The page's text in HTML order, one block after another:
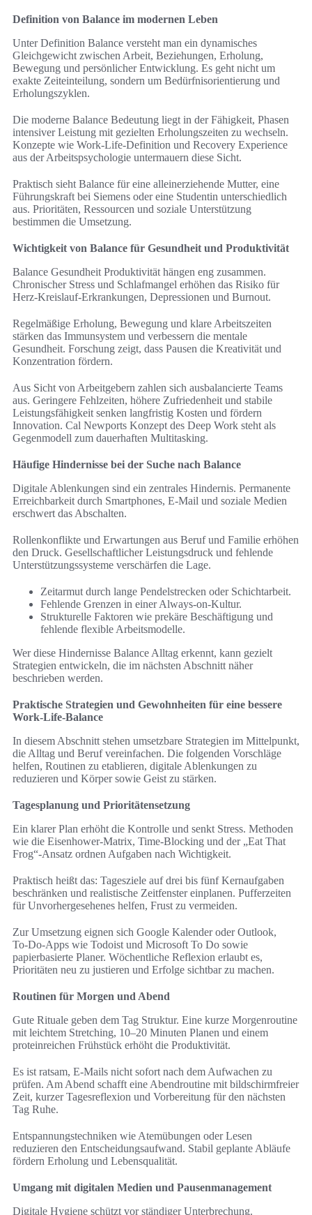
Definition von Balance im modernen Leben
Unter Definition Balance versteht man ein dynamisches
Gleichgewicht zwischen Arbeit, Beziehungen, Erholung,
Bewegung und persönlicher Entwicklung. Es geht nicht um
exakte Zeiteinteilung, sondern um Bedürfnisorientierung und
Erholungszyklen.
Die moderne Balance Bedeutung liegt in der Fähigkeit, Phasen
intensiver Leistung mit gezielten Erholungszeiten zu wechseln.
Konzepte wie Work-Life-Definition und Recovery Experience
aus der Arbeitspsychologie untermauern diese Sicht.
Praktisch sieht Balance für eine alleinerziehende Mutter, eine
Führungskraft bei Siemens oder eine Studentin unterschiedlich
aus. Prioritäten, Ressourcen und soziale Unterstützung
bestimmen die Umsetzung.
Wichtigkeit von Balance für Gesundheit und Produktivität
Balance Gesundheit Produktivität hängen eng zusammen.
Chronischer Stress und Schlafmangel erhöhen das Risiko für
Herz-Kreislauf-Erkrankungen, Depressionen und Burnout.
Regelmäßige Erholung, Bewegung und klare Arbeitszeiten
stärken das Immunsystem und verbessern die mentale
Gesundheit. Forschung zeigt, dass Pausen die Kreativität und
Konzentration fördern.
Aus Sicht von Arbeitgebern zahlen sich ausbalancierte Teams
aus. Geringere Fehlzeiten, höhere Zufriedenheit und stabile
Leistungsfähigkeit senken langfristig Kosten und fördern
Innovation. Cal Newports Konzept des Deep Work steht als
Gegenmodell zum dauerhaften Multitasking.
Häufige Hindernisse bei der Suche nach Balance
Digitale Ablenkungen sind ein zentrales Hindernis. Permanente
Erreichbarkeit durch Smartphones, E-Mail und soziale Medien
erschwert das Abschalten.
Rollenkonflikte und Erwartungen aus Beruf und Familie erhöhen
den Druck. Gesellschaftlicher Leistungsdruck und fehlende
Unterstützungssysteme verschärfen die Lage.
Zeitarmut durch lange Pendelstrecken oder Schichtarbeit.
Fehlende Grenzen in einer Always-on-Kultur.
Strukturelle Faktoren wie prekäre Beschäftigung und
fehlende flexible Arbeitsmodelle.
Wer diese Hindernisse Balance Alltag erkennt, kann gezielt
Strategien entwickeln, die im nächsten Abschnitt näher
beschrieben werden.
Praktische Strategien und Gewohnheiten für eine bessere
Work-Life-Balance
In diesem Abschnitt stehen umsetzbare Strategien im Mittelpunkt,
die Alltag und Beruf vereinfachen. Die folgenden Vorschläge
helfen, Routinen zu etablieren, digitale Ablenkungen zu
reduzieren und Körper sowie Geist zu stärken.
Tagesplanung und Prioritätensetzung
Ein klarer Plan erhöht die Kontrolle und senkt Stress. Methoden
wie die Eisenhower-Matrix, Time-Blocking und der „Eat That
Frog“-Ansatz ordnen Aufgaben nach Wichtigkeit.
Praktisch heißt das: Tagesziele auf drei bis fünf Kernaufgaben
beschränken und realistische Zeitfenster einplanen. Pufferzeiten
für Unvorhergesehenes helfen, Frust zu vermeiden.
Zur Umsetzung eignen sich Google Kalender oder Outlook,
To‑Do-Apps wie Todoist und Microsoft To Do sowie
papierbasierte Planer. Wöchentliche Reflexion erlaubt es,
Prioritäten neu zu justieren und Erfolge sichtbar zu machen.
Routinen für Morgen und Abend
Gute Rituale geben dem Tag Struktur. Eine kurze Morgenroutine
mit leichtem Stretching, 10–20 Minuten Planen und einem
proteinreichen Frühstück erhöht die Produktivität.
Es ist ratsam, E‑Mails nicht sofort nach dem Aufwachen zu
prüfen. Am Abend schafft eine Abendroutine mit bildschirmfreier
Zeit, kurzer Tagesreflexion und Vorbereitung für den nächsten
Tag Ruhe.
Entspannungstechniken wie Atemübungen oder Lesen
reduzieren den Entscheidungsaufwand. Stabil geplante Abläufe
fördern Erholung und Lebensqualität.
Umgang mit digitalen Medien und Pausenmanagement
Digitale Hygiene schützt vor ständiger Unterbrechung.